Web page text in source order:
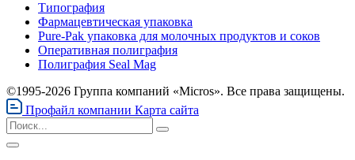
Типография
Фармацевтическая упаковка
Pure-Pak упаковка для молочных продуктов и соков
Оперативная полиграфия
Полиграфия Seal Mag
©1995-2026 Группа компаний «Micros». Все права защищены.
Профайл компании Карта сайта